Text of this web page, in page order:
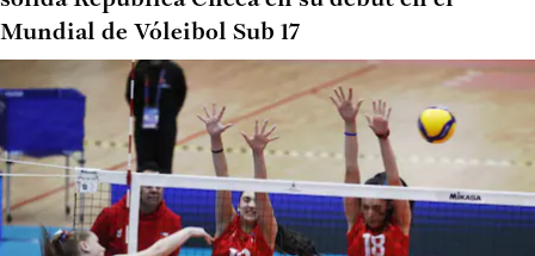
Mundial de Vóleibol Sub 17